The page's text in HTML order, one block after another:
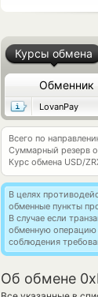
Курсы обмена
Обменник
LovanPay
Всего по
Суммарный резерв
Курс обмена USD/
В целях
обменные пункты
В случае если
обменную операцию
соблюдения
Об обмене